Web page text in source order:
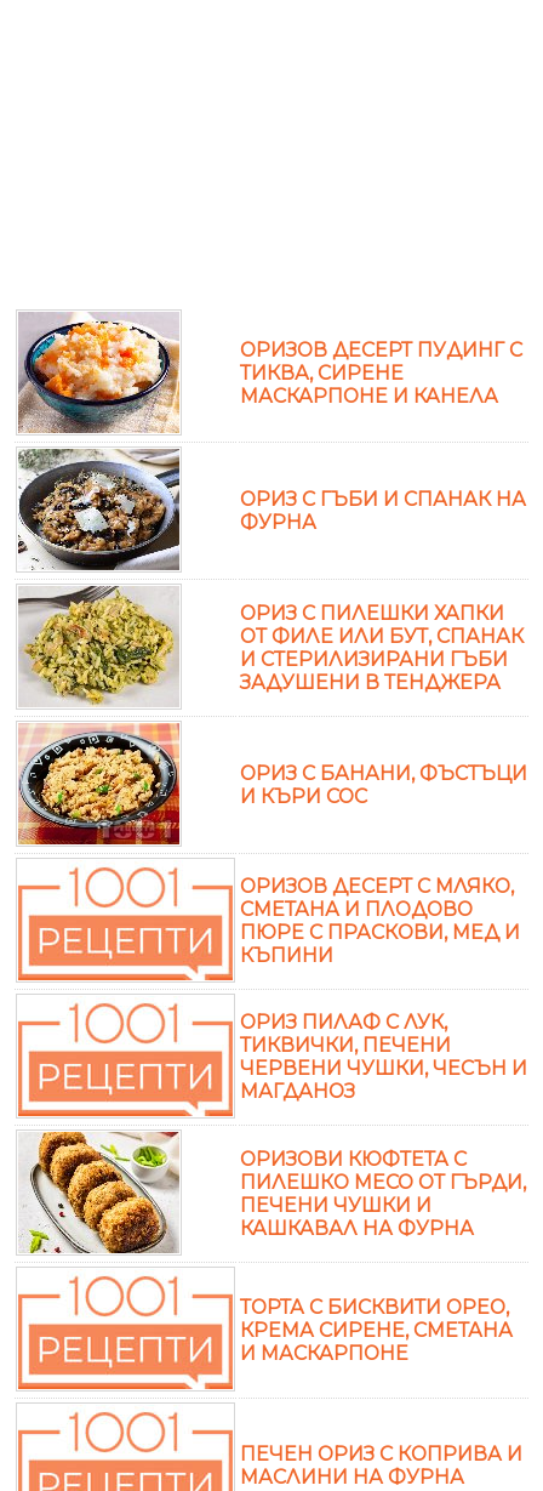
ОРИЗОВ ДЕСЕРТ ПУДИНГ С
ТИКВА, СИРЕНЕ
МАСКАРПОНЕ И КАНЕЛА
ОРИЗ С ГЪБИ И СПАНАК НА
ФУРНА
ОРИЗ С ПИЛЕШКИ ХАПКИ
ОТ ФИЛЕ ИЛИ БУТ, СПАНАК
И СТЕРИЛИЗИРАНИ ГЪБИ
ЗАДУШЕНИ В ТЕНДЖЕРА
ОРИЗ С БАНАНИ, ФЪСТЪЦИ
И КЪРИ СОС
ОРИЗОВ ДЕСЕРТ С МЛЯКО,
СМЕТАНА И ПЛОДОВО
ПЮРЕ С ПРАСКОВИ, МЕД И
КЪПИНИ
ОРИЗ ПИЛАФ С ЛУК,
ТИКВИЧКИ, ПЕЧЕНИ
ЧЕРВЕНИ ЧУШКИ, ЧЕСЪН И
МАГДАНОЗ
ОРИЗОВИ КЮФТЕТА С
ПИЛЕШКО МЕСО ОТ ГЪРДИ,
ПЕЧЕНИ ЧУШКИ И
КАШКАВАЛ НА ФУРНА
ТОРТА С БИСКВИТИ ОРЕО,
КРЕМА СИРЕНЕ, СМЕТАНА
И МАСКАРПОНЕ
ПЕЧЕН ОРИЗ С КОПРИВА И
МАСЛИНИ НА ФУРНА